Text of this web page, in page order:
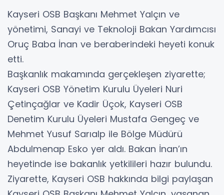
Kayseri OSB Başkanı Mehmet Yalçın ve
yönetimi, Sanayi ve Teknoloji Bakan Yardımcısı
Oruç Baba İnan ve beraberindeki heyeti konuk
etti.
Başkanlık makamında gerçekleşen ziyarette;
Kayseri OSB Yönetim Kurulu Üyeleri Nuri
Çetinçağlar ve Kadir Üçok, Kayseri OSB
Denetim Kurulu Üyeleri Mustafa Gengeç ve
Mehmet Yusuf Sarıalp ile Bölge Müdürü
Abdulmenap Esko yer aldı. Bakan İnan’ın
heyetinde ise bakanlık yetkilileri hazır bulundu.
Ziyarette, Kayseri OSB hakkında bilgi paylaşan